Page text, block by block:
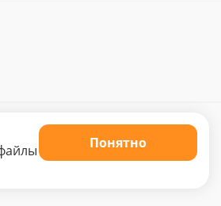
магазин «Dendra»
офертой. Цена может меняться.
Понятно